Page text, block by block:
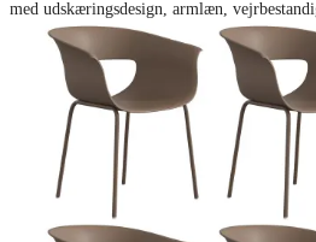
med udskæringsdesign, armlæn,